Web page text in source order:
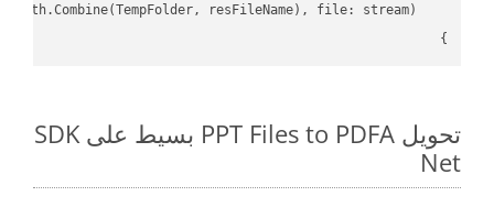
}
تحويل PPT Files to PDFA بسيط على SDK
Net